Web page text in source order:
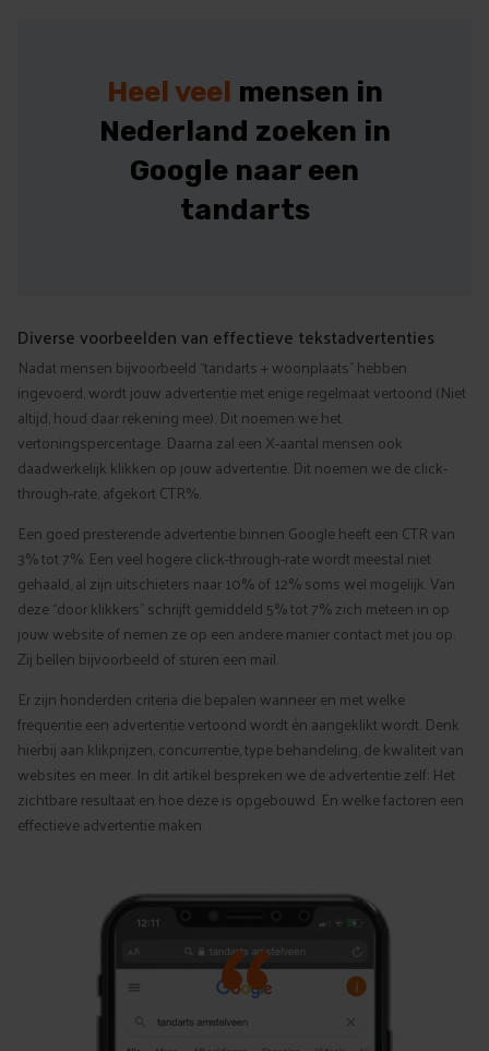
Heel veel mensen in
Nederland zoeken in
Google naar een
tandarts
Diverse voorbeelden van effectieve tekstadvertenties
Nadat mensen bijvoorbeeld “tandarts + woonplaats” hebben
ingevoerd, wordt jouw advertentie met enige regelmaat vertoond (Niet
altijd, houd daar rekening mee). Dit noemen we het
vertoningspercentage. Daarna zal een X-aantal mensen ook
daadwerkelijk klikken op jouw advertentie. Dit noemen we de click-
through-rate, afgekort CTR%.
Een goed presterende advertentie binnen Google heeft een CTR van
3% tot 7%. Een veel hogere click-through-rate wordt meestal niet
gehaald, al zijn uitschieters naar 10% of 12% soms wel mogelijk. Van
deze “door klikkers” schrijft gemiddeld 5% tot 7% zich meteen in op
jouw website of nemen ze op een andere manier contact met jou op.
Zij bellen bijvoorbeeld of sturen een mail.
Er zijn honderden criteria die bepalen wanneer en met welke
frequentie een advertentie vertoond wordt én aangeklikt wordt. Denk
hierbij aan klikprijzen, concurrentie, type behandeling, de kwaliteit van
websites en meer. In dit artikel bespreken we de advertentie zelf; Het
zichtbare resultaat en hoe deze is opgebouwd. En welke factoren een
effectieve advertentie maken.
“